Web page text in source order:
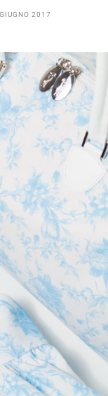
2017